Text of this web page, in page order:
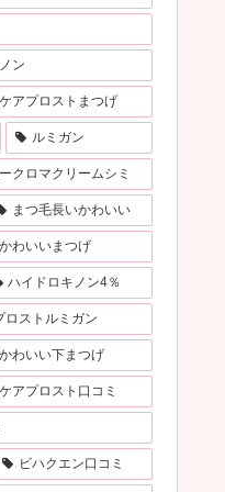
ン
ケアプロストまつげ
ルミガン
クロマクリームシミ
まつ毛長いかわいい
かわいいまつげ
ハイドロキノン4％
ロストルミガン
かわいい下まつげ
ケアプロスト口コミ
ビハクエン口コミ